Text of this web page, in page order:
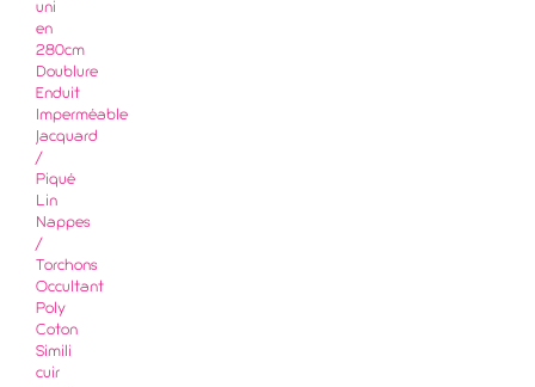
uni
en
280cm
Doublure
Enduit
Imperméable
Jacquard
/
Piqué
Lin
Nappes
/
Torchons
Occultant
Poly
Coton
Simili
cuir